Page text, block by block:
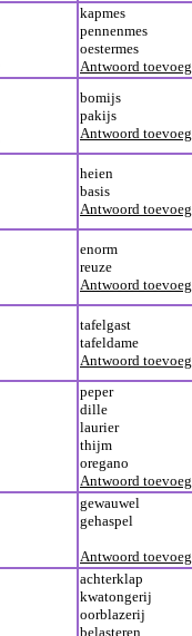
kapmes
pennenmes
oestermes
Antwoord
bomijs
pakijs
Antwoord
heien
basis
Antwoord
enorm
reuze
Antwoord
tafelgast
tafeldame
Antwoord
peper
dille
laurier
thijm
oregano
Antwoord
gewauwel
gehaspel
Antwoord
achterklap
kwatongerij
oorblazerij
belasteren